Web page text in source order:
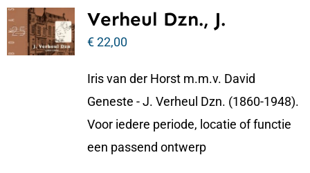
Verheul Dzn., J.
€22,00
Iris van der Horst m.m.v. David
Geneste - J. Verheul Dzn. (1860-1948).
Voor iedere periode, locatie of functie
een passend ontwerp